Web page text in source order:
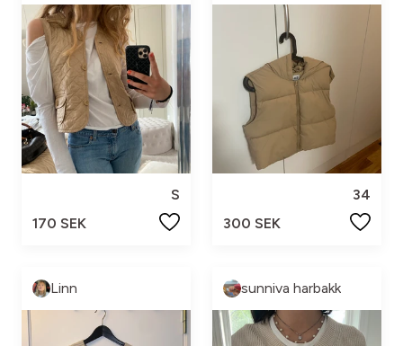
S
170 SEK
34
300 SEK
Linn sunniva harbakk